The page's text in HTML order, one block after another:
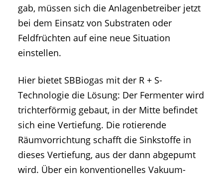
gab, müssen sich die Anlagenbetreiber jetzt
bei dem Einsatz von Substraten oder
Feldfrüchten auf eine neue Situation
einstellen.
Hier bietet SBBiogas mit der R + S-
Technologie die Lösung: Der Fermenter wird
trichterförmig gebaut, in der Mitte befindet
sich eine Vertiefung. Die rotierende
Räumvorrichtung schafft die Sinkstoffe in
dieses Vertiefung, aus der dann abgepumt
wird. Über ein konventionelles Vakuum-